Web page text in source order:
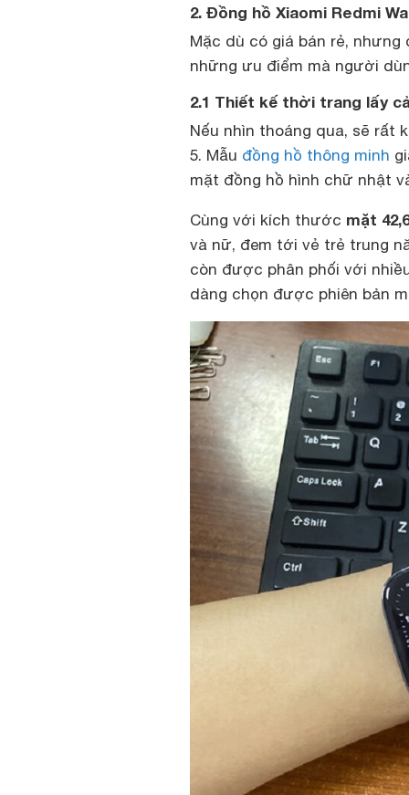
2. Đồng hồ Xiaomi Redmi
Mặc dù có giá bán rẻ, nhưng
những ưu điểm mà người
2.1 Thiết kế thời trang lấy
Nếu nhìn thoáng qua, sẽ rất
5. Mẫu đồng hồ thông minh
mặt đồng hồ hình chữ nhật
Cùng với kích thước mặt
và nữ, đem tới vẻ trẻ trung
còn được phân phối với
dàng chọn được phiên bản